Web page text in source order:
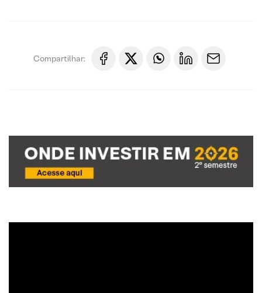
Compartilhar: